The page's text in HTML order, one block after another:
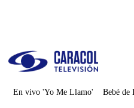
En vivo 'Yo Me Llamo' Bebé de